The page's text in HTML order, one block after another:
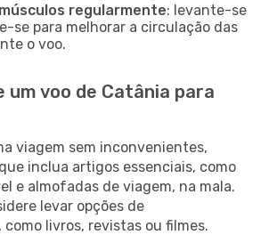
regularmente: levante-se
se para melhorar a circulação das
o voo.
um voo de Catânia para
viagem sem inconvenientes,
inclua artigos essenciais, como
e almofadas de viagem, na mala.
levar opções de
livros, revistas ou filmes.